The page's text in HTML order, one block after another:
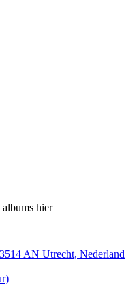
albums hier
AN Utrecht, Nederland